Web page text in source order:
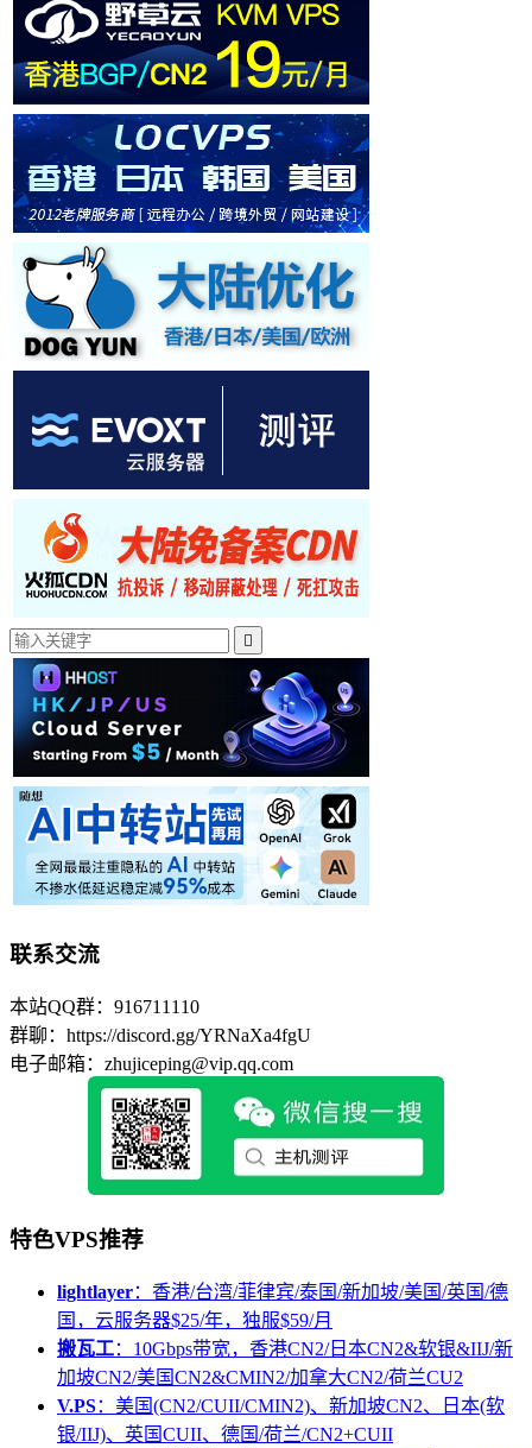

联系交流
本站QQ群：916711110
群聊：https://discord.gg/YRNaXa4fgU
电子邮箱：zhujiceping@vip.qq.com
特色VPS推荐
lightlayer：香港/台湾/菲律宾/泰国/新加坡/美国/英国/德
国，云服务器$25/年，独服$59/月
搬瓦工：10Gbps带宽，香港CN2/日本CN2&软银&IIJ/新
加坡CN2/美国CN2&CMIN2/加拿大CN2/荷兰CU2
V.PS：美国(CN2/CUII/CMIN2)、新加坡CN2、日本(软
银/IIJ)、英国CUII、德国/荷兰/CN2+CUII